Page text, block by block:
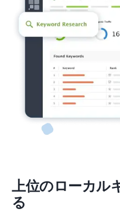
上位のローカル
る